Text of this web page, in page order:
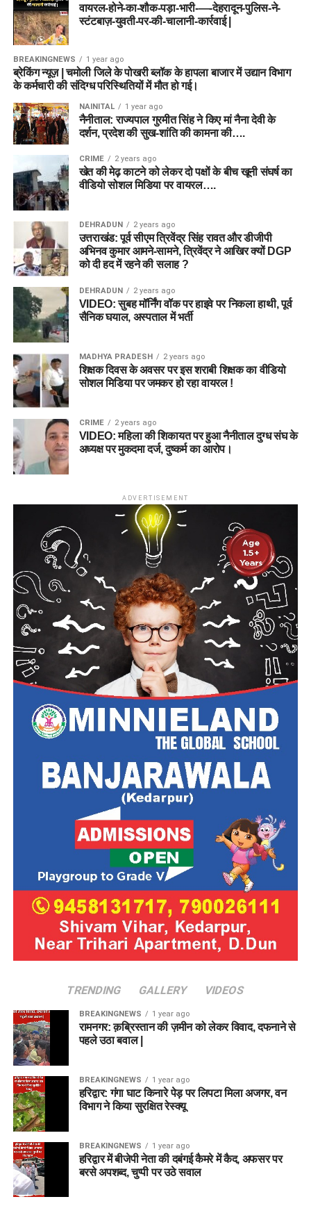
वायरल-होने-का-शौक-पड़ा-भारी-—-देहरादून-पुलिस-ने-
स्टंटबाज़-युवती-पर-की-चालानी-कार्रवाई |
BREAKINGNEWS 1 year ago
ब्रेकिंग न्यूज़ | चमोली जिले के पोखरी ब्लॉक के हापला बाजार में उद्यान विभाग
के कर्मचारी की संदिग्ध परिस्थितियों में मौत हो गई।
NAINITAL 1 year ago
नैनीताल: राज्यपाल गुरमीत सिंह ने किए मां नैना देवी के
दर्शन, प्रदेश की सुख-शांति की कामना की….
CRIME 2 years ago
खेत की मेढ़ काटने को लेकर दो पक्षों के बीच खूनी संघर्ष का
वीडियो सोशल मिडिया पर वायरल….
DEHRADUN 2 years ago
उत्तराखंड: पूर्व सीएम त्रिवेंद्र सिंह रावत और डीजीपी
अभिनव कुमार आमने-सामने, त्रिवेंद्र ने आखिर क्यों DGP
को दी हद में रहने की सलाह ?
DEHRADUN 2 years ago
VIDEO: सुबह मॉर्निंग वॉक पर हाइवे पर निकला हाथी, पूर्व
सैनिक घयाल, अस्पताल में भर्ती
MADHYA PRADESH 2 years ago
शिक्षक दिवस के अवसर पर इस शराबी शिक्षक का वीडियो
सोशल मिडिया पर जमकर हो रहा वायरल !
CRIME 2 years ago
VIDEO: महिला की शिकायत पर हुआ नैनीताल दुग्ध संघ के
अध्यक्ष पर मुकदमा दर्ज, दुष्कर्म का आरोप।
ADVERTISEMENT
TRENDING GALLERY VIDEOS
BREAKINGNEWS 1 year ago
रामनगर: क़ब्रिस्तान की ज़मीन को लेकर विवाद, दफनाने से
पहले उठा बवाल |
BREAKINGNEWS 1 year ago
हरिद्वार: गंगा घाट किनारे पेड़ पर लिपटा मिला अजगर, वन
विभाग ने किया सुरक्षित रेस्क्यू
BREAKINGNEWS 1 year ago
हरिद्वार में बीजेपी नेता की दबंगई कैमरे में कैद, अफसर पर
बरसे अपशब्द, चुप्पी पर उठे सवाल